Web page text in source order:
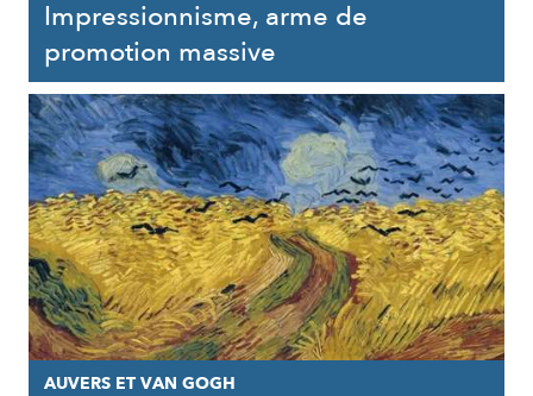
Impressionnisme, arme de
promotion massive
AUVERS ET VAN GOGH